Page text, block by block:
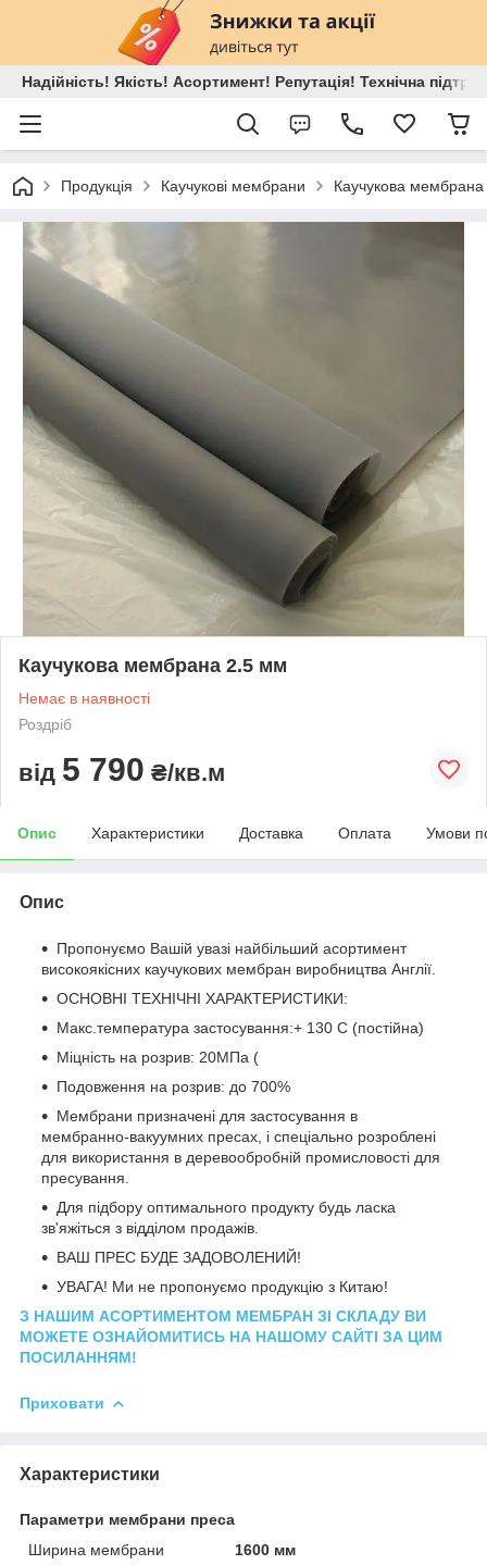
Надійність! Якість! Асортимент! Репутація! Технічна
Продукція Каучукові мембрани Каучукова
Каучукова мембрана 2.5 мм
Немає в наявності
Роздріб
від 5 790 ₴/кв.м
Опис Характеристики Доставка Оплата Умови
Опис
Пропонуємо Вашій увазі найбільший асортимент
високоякісних каучукових мембран виробництва Англії.
ОСНОВНІ ТЕХНІЧНІ ХАРАКТЕРИСТИКИ:
Макс.температура застосування:+ 130 С (постійна)
Міцність на розрив: 20МПа (
Подовження на розрив: до 700%
Мембрани призначені для застосування в
мембранно-вакуумних пресах, і спеціально розроблені
для використання в деревообробній промисловості для
пресування.
Для підбору оптимального продукту будь ласка
зв'яжіться з відділом продажів.
ВАШ ПРЕС БУДЕ ЗАДОВОЛЕНИЙ!
УВАГА! Ми не пропонуємо продукцію з Китаю!
З НАШИМ АСОРТИМЕНТОМ МЕМБРАН ЗІ СКЛАДУ ВИ
МОЖЕТЕ ОЗНАЙОМИТИСЬ НА НАШОМУ САЙТІ ЗА ЦИМ
ПОСИЛАННЯМ!
Приховати
Характеристики
Параметри мембрани преса
Ширина мембрани
1600 мм